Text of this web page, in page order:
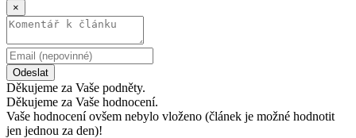
×
Odeslat
Děkujeme za Vaše podněty.
Děkujeme za Vaše hodnocení.
Vaše hodnocení ovšem nebylo vloženo (článek je možné hodnotit
jen jednou za den)!